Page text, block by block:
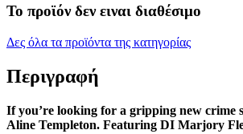
Το προϊόν δεν ειναι διαθέσιμο
Δες όλα τα προϊόντα της κατηγορίας
Περιγραφή
If you’re looking for a gripping new crime
Aline Templeton. Featuring DI Marjory